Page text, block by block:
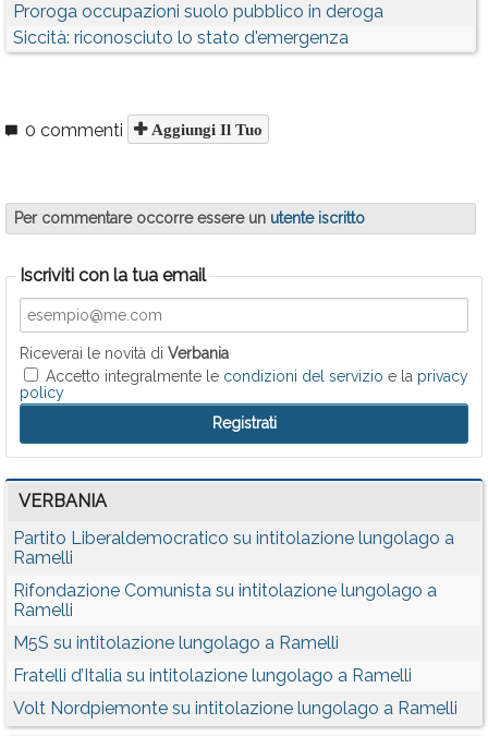
Proroga occupazioni suolo pubblico in deroga
Siccità: riconosciuto lo stato d'emergenza
0 commenti Aggiungi Il Tuo
Per commentare occorre essere un utente iscritto
Iscriviti con la tua email
Riceverai le novità di Verbania
Accetto integralmente le condizioni del servizio e la privacy
policy
VERBANIA
Partito Liberaldemocratico su intitolazione lungolago a
Ramelli
Rifondazione Comunista su intitolazione lungolago a
Ramelli
M5S su intitolazione lungolago a Ramelli
Fratelli d’Italia su intitolazione lungolago a Ramelli
Volt Nordpiemonte su intitolazione lungolago a Ramelli